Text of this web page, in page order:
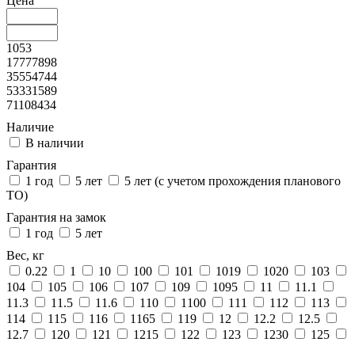
1053
17777898
35554744
53331589
71108434
Наличие
В наличии
Гарантия
1 год
5 лет
5 лет (с учетом прохождения планового
ТО)
Гарантия на замок
1 год
5 лет
Вес, кг
0.22
1 10 100 101 1019 1020
103
104
105 106 107 109 1095 11
11.1
11.3
11.5 11.6 110 1100 111 112
113
114
115 116 1165 119 12 12.2
12.5
12.7
120 121 1215 122 123 1230
125